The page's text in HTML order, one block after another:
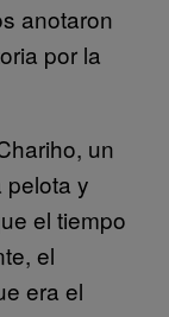
anotaron
por la
un
pelota y
el tiempo
el
era el